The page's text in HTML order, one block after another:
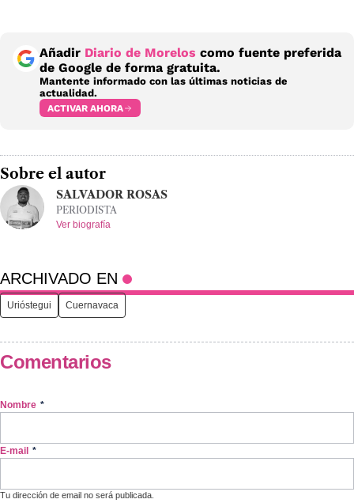
Añadir Diario de Morelos como fuente preferida
de Google de forma gratuita.
Mantente informado con las últimas noticias de
actualidad.
ACTIVAR AHORA
Sobre el autor
SALVADOR ROSAS
PERIODISTA
Ver biografía
ARCHIVADO EN
Urióstegui Cuernavaca
Comentarios
Nombre *
E-mail *
Tu dirección de email no será publicada.